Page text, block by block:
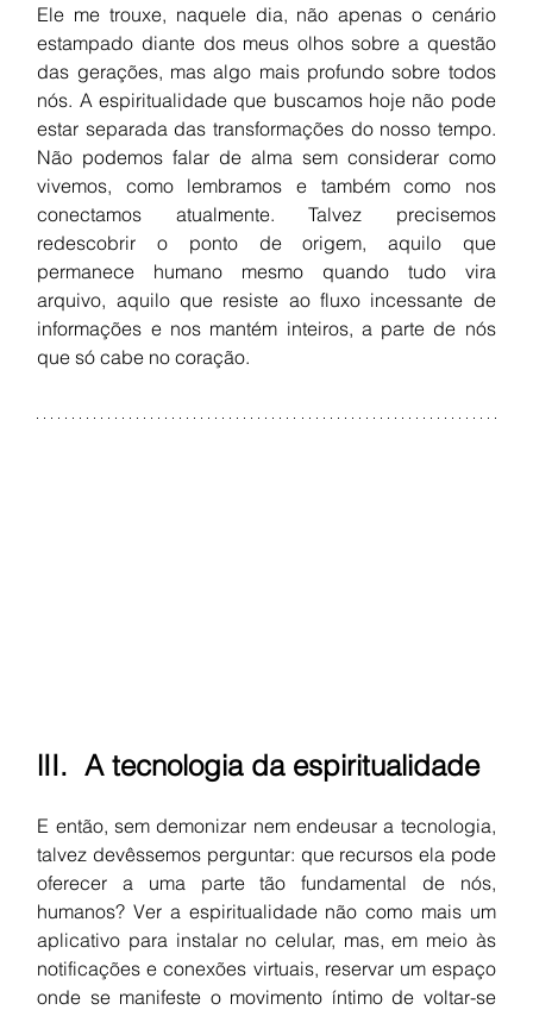
Ele me trouxe, naquele dia, não apenas o cenário
estampado diante dos meus olhos sobre a questão
das gerações, mas algo mais profundo sobre todos
nós. A espiritualidade que buscamos hoje não pode
estar separada das transformações do nosso tempo.
Não podemos falar de alma sem considerar como
vivemos, como lembramos e também como nos
conectamos atualmente. Talvez precisemos
redescobrir o ponto de origem, aquilo que
permanece humano mesmo quando tudo vira
arquivo, aquilo que resiste ao fluxo incessante de
informações e nos mantém inteiros, a parte de nós
que só cabe no coração.
lII. A tecnologia da espiritualidade
E então, sem demonizar nem endeusar a tecnologia,
talvez devêssemos perguntar: que recursos ela pode
oferecer a uma parte tão fundamental de nós,
humanos? Ver a espiritualidade não como mais um
aplicativo para instalar no celular, mas, em meio às
notificações e conexões virtuais, reservar um espaço
onde se manifeste o movimento íntimo de voltar-se